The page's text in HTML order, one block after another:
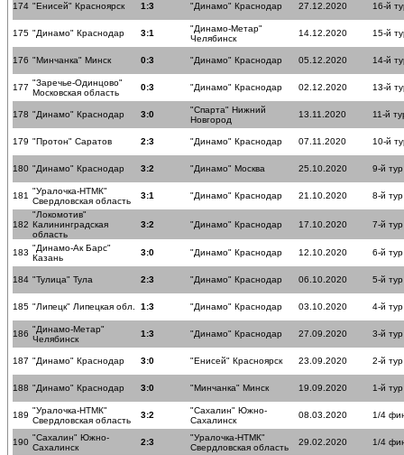
174 "Енисей" Красноярск 1:3 "Динамо" Краснодар 27.12.2020 16-й
175 "Динамо" Краснодар 3:1
"Динамо-Метар"
Челябинск
14.12.2020 15-й
176 "Минчанка" Минск 0:3 "Динамо" Краснодар 05.12.2020 14-й
177 "Заречье-Одинцово"
Московская область
0:3 "Динамо" Краснодар 02.12.2020 13-й
178 "Динамо" Краснодар 3:0
"Спарта" Нижний
Новгород
13.11.2020 11-й
179 "Протон" Саратов 2:3 "Динамо" Краснодар 07.11.2020 10-й
180 "Динамо" Краснодар 3:2 "Динамо" Москва 25.10.2020 9-й тур
181 "Уралочка-НТМК"
Свердловская область
3:1 "Динамо" Краснодар 21.10.2020 8-й тур
182
"Локомотив"
Калининградская
область
3:2 "Динамо" Краснодар 17.10.2020 7-й тур
183 "Динамо-Ак Барс"
Казань
3:0 "Динамо" Краснодар 12.10.2020 6-й тур
184 "Тулица" Тула 2:3 "Динамо" Краснодар 06.10.2020 5-й тур
185 "Липецк" Липецкая обл. 1:3 "Динамо" Краснодар 03.10.2020 4-й тур
186 "Динамо-Метар"
Челябинск
1:3 "Динамо" Краснодар 27.09.2020 3-й тур
187 "Динамо" Краснодар 3:0 "Енисей" Красноярск 23.09.2020 2-й тур
188 "Динамо" Краснодар 3:0 "Минчанка" Минск 19.09.2020 1-й тур
189 "Уралочка-НТМК"
Свердловская область
3:2
"Сахалин" Южно-
Сахалинск
08.03.2020 1/4
190 "Сахалин" Южно-
Сахалинск
2:3
"Уралочка-НТМК"
Свердловская область
29.02.2020 1/4